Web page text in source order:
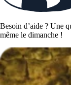
Besoin d’aide ? Une
même le dimanche !